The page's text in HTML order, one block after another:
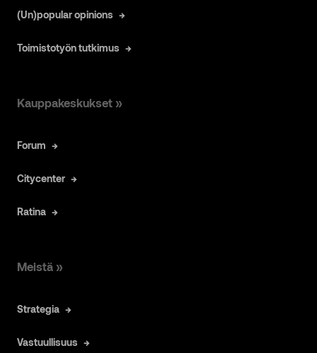
(Un)popular opinions
Toimistotyön tutkimus
Kauppakeskukset »
Forum
Citycenter
Ratina
Meistä »
Strategia
Vastuullisuus